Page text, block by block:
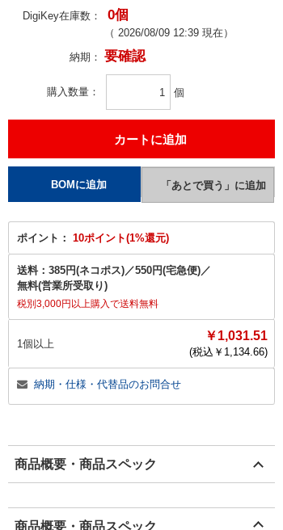
DigiKey在庫数： 0個
（ 2026/08/09 12:39 現在）
納期： 要確認
購入数量 個
ポイント： 10ポイント(1%還元)
送料： 385円(ネコポス)／550円(宅急便)／
無料(営業所受取り)
税別3,000円以上購入で送料無料
1個以上
￥1,031.51
(税込￥ 1,134.66)
納期・仕様・代替品のお問合せ
商品概要・商品スペック
商品概要・商品スペック